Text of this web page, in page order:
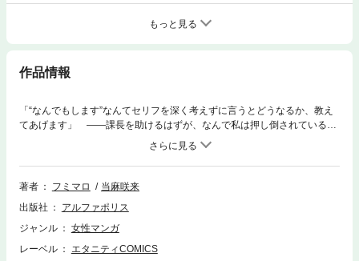
もっと見る
作品情報
「“なんでもします”なんてセリフを深く考えずに言うとどうなるか、教え
てあげます」 ――課長を助けるはずが、なんで私は押し倒されているの
でしょう!? 平凡なOL・亜耶には、人が死ぬ未来＝死亡フラグが見えてし
まうという不思議な力があった。 でもめったにそんな事態に出くわすこ
ともない、と安心しきっていたら、ある日、憧れの荻原課長が事故死する
未来を見てしまう。 なんとか課長の死亡フラグを回避しようと『なんで
れてしまった!? 課長を死なせないためだからと、自分の気持ちを隠す亜
耶だったが、その後も何度も課長に死亡フラグが立ち、それを阻止するた
テリアスラブが、待望のコミカライズ！
著者 フミマロ
当麻咲来
出版社
アルファポリス
ジャンル
女性マンガ
レーベル
エタニティCOMICS